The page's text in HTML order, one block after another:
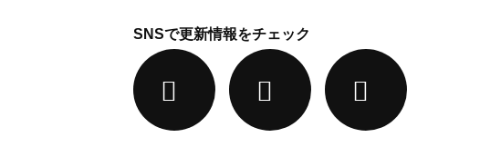
SNSで更新情報をチェック